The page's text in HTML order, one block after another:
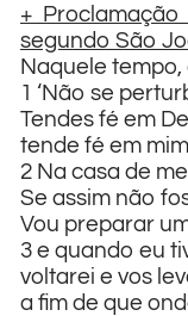
+
segundo São
Naquele tempo,
1 ‘Não se
Tendes fé em
tende fé em
2 Na casa de
Se assim não
Vou preparar
3 e quando eu
voltarei e vos
a fim de que